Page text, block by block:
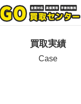
買取実績
Case